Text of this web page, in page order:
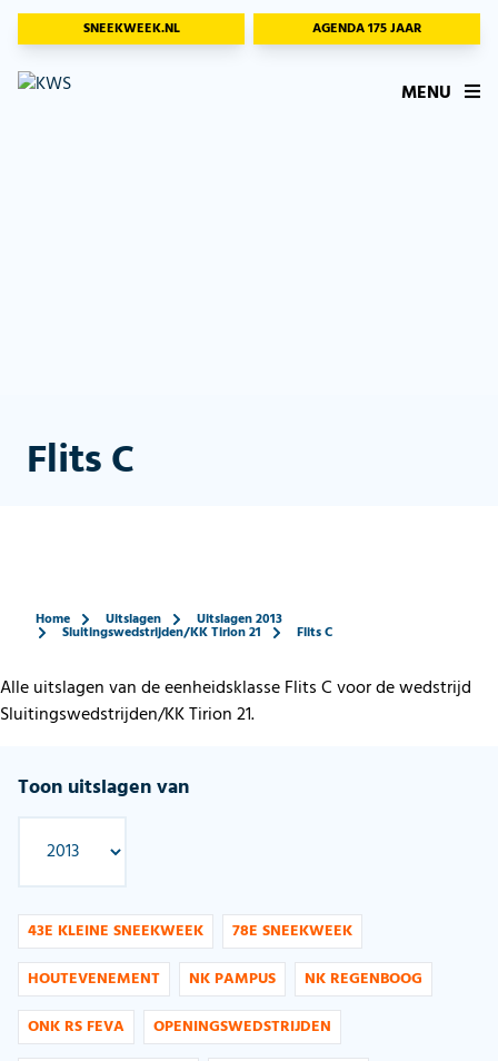
SNEEKWEEK.NL AGENDA 175 JAAR
MENU
Flits C
Home Uitslagen Uitslagen 2013
Sluitingswedstrijden/KK Tirion 21 Flits C
Alle uitslagen van de eenheidsklasse Flits C voor de wedstrijd
Sluitingswedstrijden/KK Tirion 21.
Toon uitslagen van
43E KLEINE SNEEKWEEK
78E SNEEKWEEK
HOUTEVENEMENT
NK PAMPUS
NK REGENBOOG
ONK RS FEVA
OPENINGSWEDSTRIJDEN